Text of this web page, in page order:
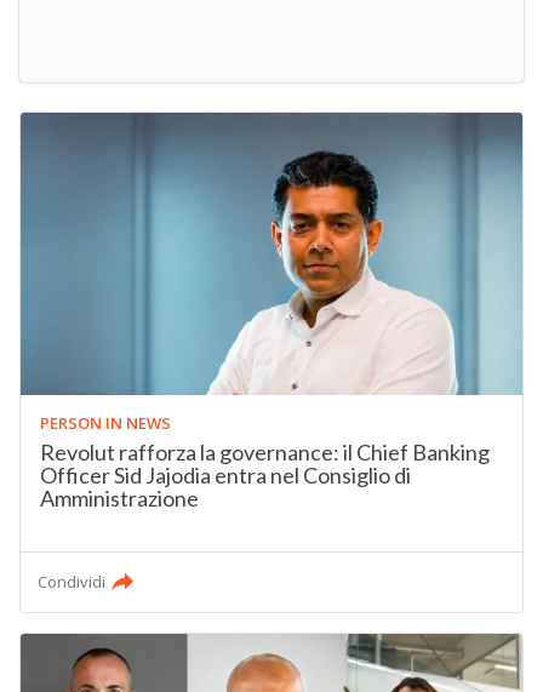
PERSON IN NEWS
Revolut rafforza la governance: il Chief Banking
Officer Sid Jajodia entra nel Consiglio di
Amministrazione
Condividi